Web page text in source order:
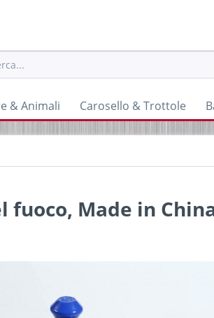
& Animali Carosello & Trottole
Made in